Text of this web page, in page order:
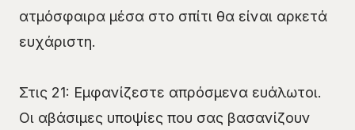
ατμόσφαιρα μέσα στο σπίτι θα είναι αρκετά
ευχάριστη.
Στις 21: Εμφανίζεστε απρόσμενα ευάλωτοι.
Οι αβάσιμες υποψίες που σας βασανίζουν